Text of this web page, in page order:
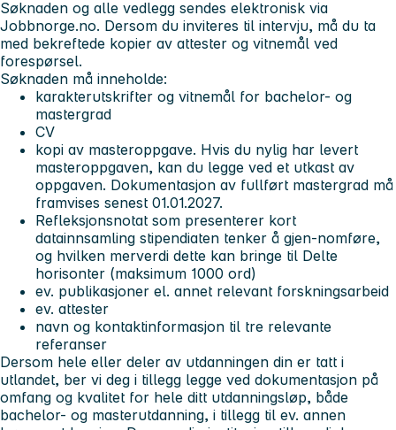
Søknaden og alle vedlegg sendes elektronisk via
Jobbnorge.no. Dersom du inviteres til intervju, må du ta
med bekreftede kopier av attester og vitnemål ved
forespørsel.
Søknaden må inneholde:
karakterutskrifter og vitnemål for bachelor- og
mastergrad
CV
kopi av masteroppgave. Hvis du nylig har levert
masteroppgaven, kan du legge ved et utkast av
oppgaven. Dokumentasjon av fullført mastergrad må
framvises senest 01.01.2027.
Refleksjonsnotat som presenterer kort
datainnsamling stipendiaten tenker å gjen-nomføre,
og hvilken merverdi dette kan bringe til Delte
horisonter (maksimum 1000 ord)
ev. publikasjoner el. annet relevant forskningsarbeid
ev. attester
navn og kontaktinformasjon til tre relevante
referanser
Dersom hele eller deler av utdanningen din er tatt i
utlandet, ber vi deg i tillegg legge ved dokumentasjon på
omfang og kvalitet for hele ditt utdanningsløp, både
bachelor- og masterutdanning, i tillegg til ev. annen